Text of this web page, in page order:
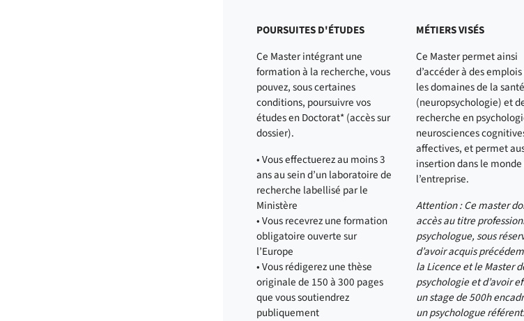
POURSUITES D'ÉTUDES
Ce Master intégrant une
formation à la recherche, vous
pouvez, sous certaines
conditions, poursuivre vos
études en Doctorat* (accès sur
dossier).
• Vous effectuerez au moins 3
ans au sein d’un laboratoire de
recherche labellisé par le
Ministère
• Vous recevrez une formation
obligatoire ouverte sur
l’Europe
• Vous rédigerez une thèse
originale de 150 à 300 pages
que vous soutiendrez
publiquement
MÉTIERS VISÉS
Ce Master permet ainsi
d’accéder à des
les domaines de la santé
(neuropsychologie) et
recherche en
neurosciences
affectives, et permet
insertion dans le monde
l’entreprise.
Attention : Ce master
accès au titre
psychologue, sous
d’avoir acquis
la Licence et le Master
psychologie et d’avoir
un stage de 500h
un psychologue référent.